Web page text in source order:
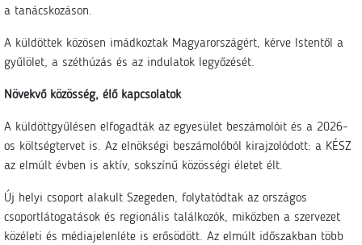
a tanácskozáson.
A küldöttek közösen imádkoztak Magyarországért, kérve Istentől a
gyűlölet, a széthúzás és az indulatok legyőzését.
Növekvő közösség, élő kapcsolatok
A küldöttgyűlésen elfogadták az egyesület beszámolóit és a 2026-
os költségtervet is. Az elnökségi beszámolóból kirajzolódott: a KÉSZ
az elmúlt évben is aktív, sokszínű közösségi életet élt.
Új helyi csoport alakult Szegeden, folytatódtak az országos
csoportlátogatások és regionális találkozók, miközben a szervezet
közéleti és médiajelenléte is erősödött. Az elmúlt időszakban több